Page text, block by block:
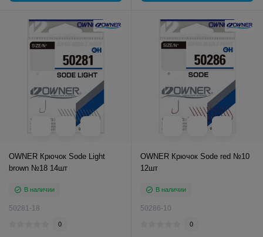
OWNER Крючок Sode Light
brown №18 14шт
В наличии
50281-18
0
OWNER Крючок Sode red №10
12шт
В наличии
50286-10
0